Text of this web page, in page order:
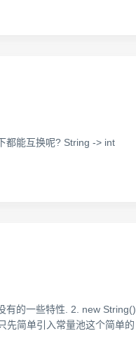
都能互换呢? String -> int
有的一些特性. 2. new String()
先简单引入常量池这个简单的